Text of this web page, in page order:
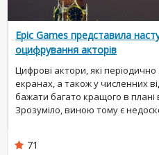
Epic Games представила
оцифрування акторів
Цифрові актори, які
екранах, а також у численних
бажати багато кращого в плані
Зрозуміло, виною тому є
71